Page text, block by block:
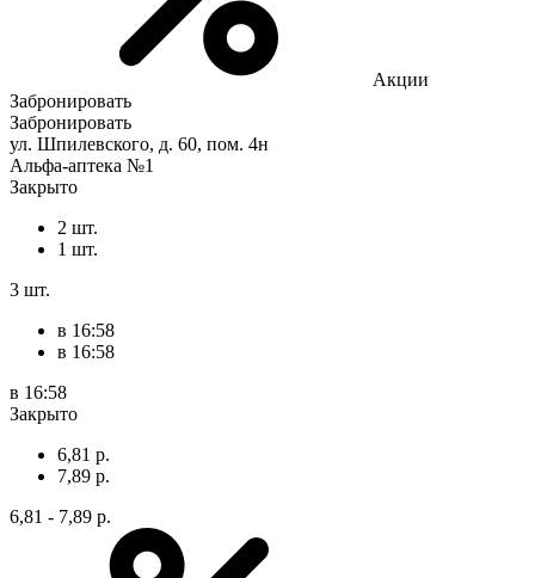
Акции
Забронировать
Забронировать
ул. Шпилевского, д. 60, пом. 4н
Альфа-аптека №1
Закрыто
2 шт.
1 шт.
3 шт.
в 16:58
в 16:58
в 16:58
Закрыто
6,81 р.
7,89 р.
6,81 - 7,89 р.